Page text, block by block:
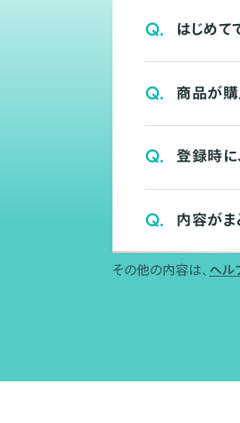
Q. はじめて
Q. 商品が購
Q. 登録時に
Q. 内容がま
その他の内容は、 ヘル